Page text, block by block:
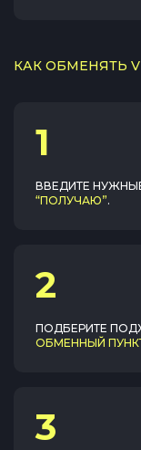
КАК ОБМЕНЯТЬ
1
ВВЕДИТЕ
“ПОЛУЧАЮ”.
2
ПОДБЕРИТЕ
ОБМЕННЫЙ
3